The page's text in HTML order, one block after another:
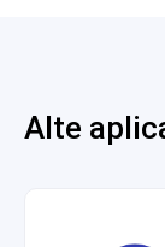
Alte